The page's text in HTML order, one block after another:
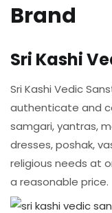
Brand
Sri Kashi
Sri Kashi Vedic
authenticate and
samgari, yantras,
dresses, poshak,
religious needs at
a reasonable price.